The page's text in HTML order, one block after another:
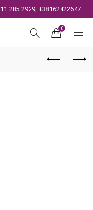
285 2929, +38162422647
0